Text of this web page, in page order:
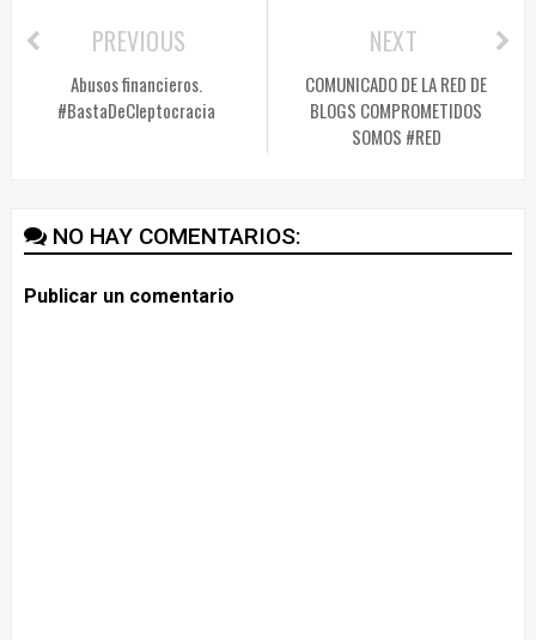
NEXT
COMUNICADO DE LA RED DE
BLOGS COMPROMETIDOS
SOMOS #RED
PREVIOUS
Abusos financieros.
#BastaDeCleptocracia
NO HAY COMENTARIOS:
Publicar un comentario